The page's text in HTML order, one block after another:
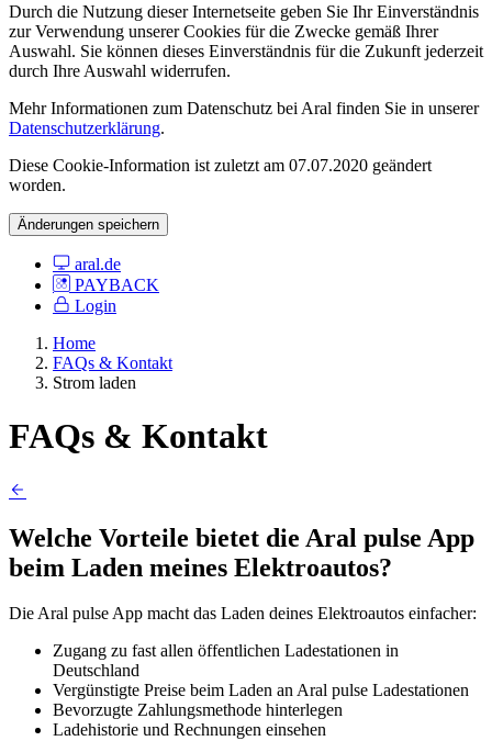
Durch die Nutzung dieser Internetseite geben Sie Ihr Einverständnis
zur Verwendung unserer Cookies für die Zwecke gemäß Ihrer
Auswahl. Sie können dieses Einverständnis für die Zukunft jederzeit
durch Ihre Auswahl widerrufen.
Mehr Informationen zum Datenschutz bei Aral finden Sie in unserer
Datenschutzerklärung.
Diese Cookie-Information ist zuletzt am 07.07.2020 geändert
worden.
Änderungen speichern
aral.de
PAYBACK
Login
Home
FAQs & Kontakt
Strom laden
FAQs & Kontakt
Welche Vorteile bietet die Aral pulse App
beim Laden meines Elektroautos?
Die Aral pulse App macht das Laden deines Elektroautos einfacher:
Zugang zu fast allen öffentlichen Ladestationen in
Deutschland
Vergünstigte Preise beim Laden an Aral pulse Ladestationen
Bevorzugte Zahlungsmethode hinterlegen
Ladehistorie und Rechnungen einsehen